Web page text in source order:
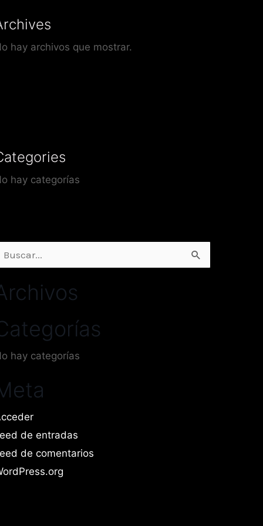
hay archivos que mostrar.
hay categorías
Buscar
hay categorías
de entradas
de comentarios